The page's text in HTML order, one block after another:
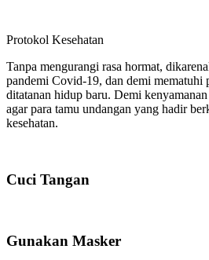
Protokol Kesehatan
Tanpa mengurangi rasa hormat,
pandemi Covid-19, dan demi mematuhi
ditatanan hidup baru. Demi
agar para tamu undangan yang hadir
kesehatan.
Cuci Tangan
Gunakan Masker